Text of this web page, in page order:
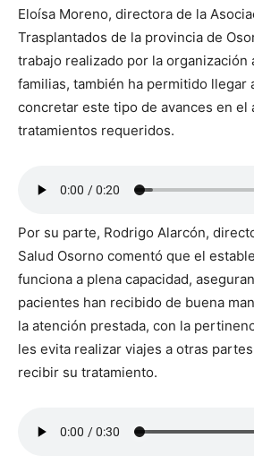
Eloísa Moreno, directora de la
Trasplantados de la provincia de
trabajo realizado por la organización
familias, también ha permitido llegar
concretar este tipo de avances en el
tratamientos requeridos.
Por su parte, Rodrigo Alarcón,
Salud Osorno comentó que el
funciona a plena capacidad,
pacientes han recibido de buena
la atención prestada, con la
les evita realizar viajes a otras
recibir su tratamiento.